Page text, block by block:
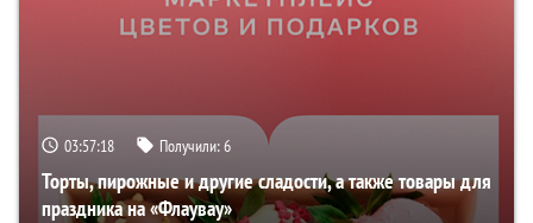
03:57:17 Получили:6
Торты, пирожные и другие сладости, а также товары для
праздника на «Флаувау»